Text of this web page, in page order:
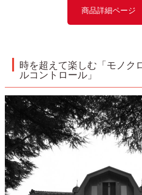
商品詳細ページ
時を超えて楽しむ「モノク
ルコントロール」